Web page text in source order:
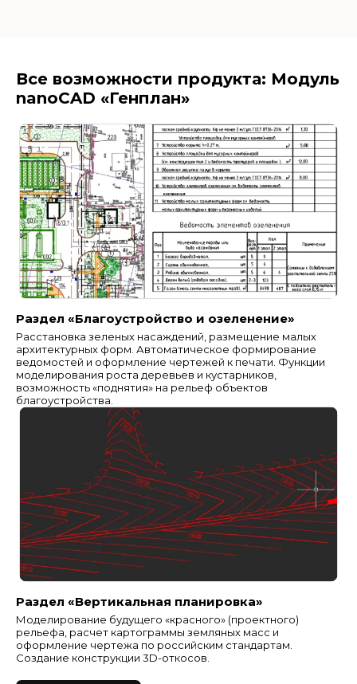
Все возможности продукта: Модуль
nanoCAD «Генплан»
Раздел «Благоустройство и озеленение»
Расстановка зеленых насаждений, размещение малых
архитектурных форм. Автоматическое формирование
ведомостей и оформление чертежей к печати. Функции
моделирования роста деревьев и кустарников,
возможность «поднятия» на рельеф объектов
благоустройства.
Раздел «Вертикальная планировка»
Моделирование будущего «красного» (проектного)
рельефа, расчет картограммы земляных масс и
оформление чертежа по российским стандартам.
Создание конструкции 3D-откосов.